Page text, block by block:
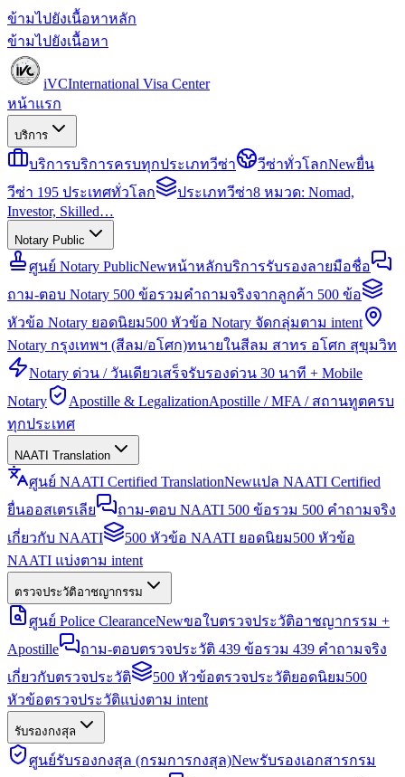
ข้ามไปยังเนื้อหาหลัก
ข้ามไปยังเนื้อหา
iVCInternational Visa Center
หน้าแรก
บริการ
บริการบริการครบทุกประเภทวีซ่า วีซ่าทั่วโลกNewยื่น
วีซ่า 195 ประเทศทั่วโลก
ประเภทวีซ่า8 หมวด: Nomad,
Investor, Skilled…
Notary Public
ศูนย์ Notary PublicNewหน้าหลักบริการรับรองลายมือชื่อ
ถาม-ตอบ Notary 500 ข้อรวมคำถามจริงจากลูกค้า 500 ข้อ
หัวข้อ Notary ยอดนิยม500 หัวข้อ Notary จัดกลุ่มตาม intent
Notary กรุงเทพฯ (สีลม/อโศก)ทนายในสีลม สาทร อโศก สุขุมวิท
Notary ด่วน / วันเดียวเสร็จรับรองด่วน 30 นาที + Mobile
Notary
Apostille & LegalizationApostille / MFA / สถานทูตครบ
ทุกประเทศ
NAATI Translation
ศูนย์ NAATI Certified TranslationNewแปล NAATI Certified
ยื่นออสเตรเลีย
ถาม-ตอบ NAATI 500 ข้อรวม 500 คำถามจริง
เกี่ยวกับ NAATI
500 หัวข้อ NAATI ยอดนิยม500 หัวข้อ
NAATI แบ่งตาม intent
ตรวจประวัติอาชญากรรม
ศูนย์ Police ClearanceNewขอใบตรวจประวัติอาชญากรรม +
Apostille
ถาม-ตอบตรวจประวัติ 439 ข้อรวม 439 คำถามจริง
เกี่ยวกับตรวจประวัติ
500 หัวข้อตรวจประวัติยอดนิยม500
หัวข้อตรวจประวัติแบ่งตาม intent
รับรองกงสุล
ศูนย์รับรองกงสุล (กรมการกงสุล)Newรับรองเอกสารกรม